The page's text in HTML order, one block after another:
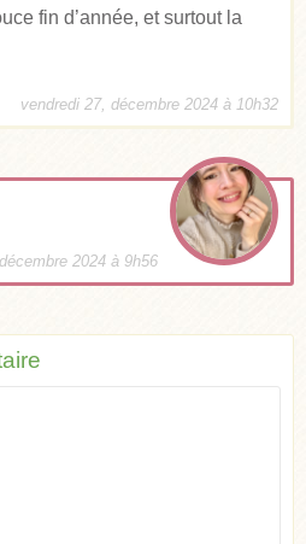
fin d’année, et surtout la
vendredi 27, décembre 2024 à 10h32
2024 à 9h56